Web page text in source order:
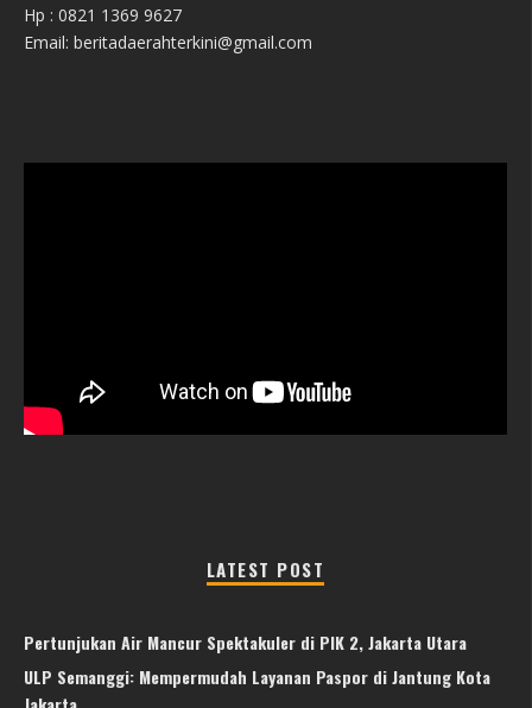
Hp : 0821 1369 9627
Email: beritadaerahterkini@gmail.com
LATEST POST
Pertunjukan Air Mancur Spektakuler di PIK 2, Jakarta Utara
ULP Semanggi: Mempermudah Layanan Paspor di Jantung Kota